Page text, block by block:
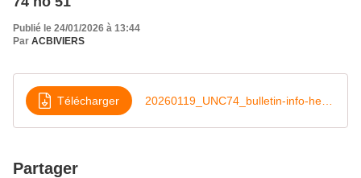
Publié le 24/01/2026 à 13:44
Par ACBIVIERS
Télécharger
Partager